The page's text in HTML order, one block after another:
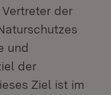
der
und
der
Ziel ist im